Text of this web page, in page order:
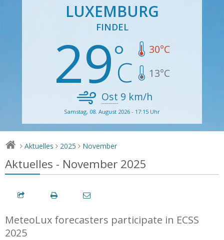
LUXEMBURG
FINDEL
29 30°C
13°C
Ost 9 km/h
Samstag, 08. August 2026 - 17:15 Uhr
> Aktuelles > 2025 > November
Aktuelles - November 2025
MeteoLux forecasters participate in ECSS
2025